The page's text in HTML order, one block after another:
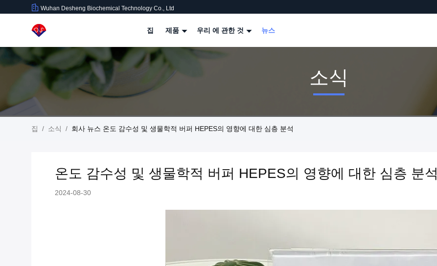
Wuhan Desheng Biochemical Technology Co., Ltd
집 제품 우리 에 관한 것 뉴스
소식
집 / 소식 / 회사 뉴스 온도 감수성 및 생물학적 버퍼 HEPES의 영향에 대한 심층 분석
온도 감수성 및 생물학적 버퍼 HEPES의 영향에 대한 심층 분석
2024-08-30